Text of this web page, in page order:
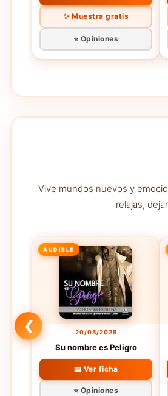
✨ Muestra gratis
⭐ Opiniones
Vive mundos nuevos y
relajas,
❮
AUDIBLE
20/05/2025
Su nombre es Peligro
📖 Ver ficha
⭐ Opiniones